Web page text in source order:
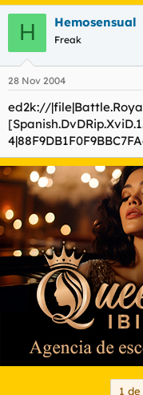
principo de la peli ::
H Hemosensual
Freak
28 Nov 2004
ed2k://
1 de